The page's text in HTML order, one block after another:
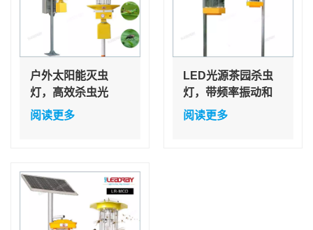
户外太阳能灭虫
灯，高效杀虫光
阅读更多
LED光源茶园杀虫
灯，带频率振动和
风力吸力，一年保
阅读更多